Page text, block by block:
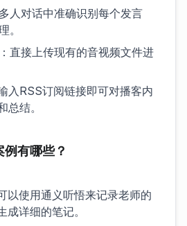
多人对话中准确识别每个发言
。
直接上传现有的音视频文件进
入RSS订阅链接即可对播客内
总结。
有哪些？
以使用通义听悟来记录老师的
详细的笔记。